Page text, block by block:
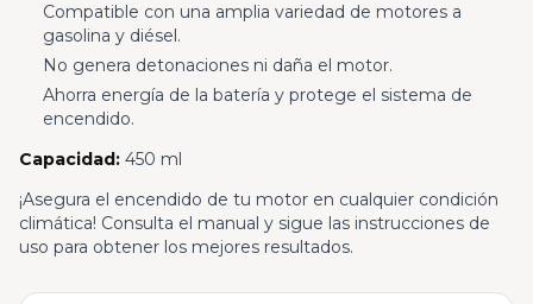
Compatible con una amplia variedad de motores a
gasolina y diésel.
No genera detonaciones ni daña el motor.
Ahorra energía de la batería y protege el sistema de
encendido.
Capacidad: 450 ml
¡Asegura el encendido de tu motor en cualquier condición
climática! Consulta el manual y sigue las instrucciones de
uso para obtener los mejores resultados.